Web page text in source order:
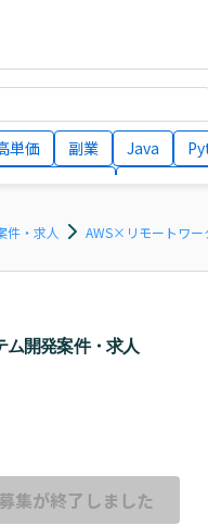
単価 副業 Java
月収100万円 業務委託
件・求人 AWS×リモートワー
ム開発案件・求人
募集が終了しました